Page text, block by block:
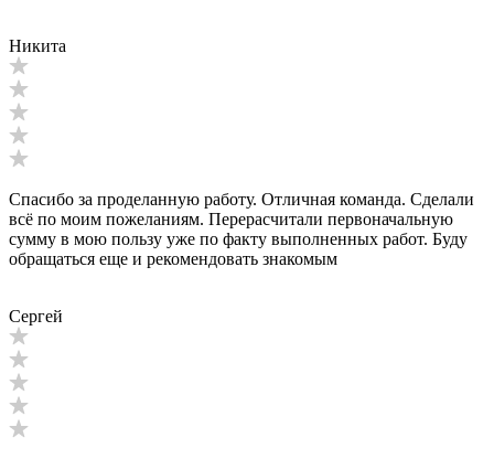
Никита
Спасибо за проделанную работу. Отличная команда. Сделали
всё по моим пожеланиям. Перерасчитали первоначальную
сумму в мою пользу уже по факту выполненных работ. Буду
обращаться еще и рекомендовать знакомым
Сергей